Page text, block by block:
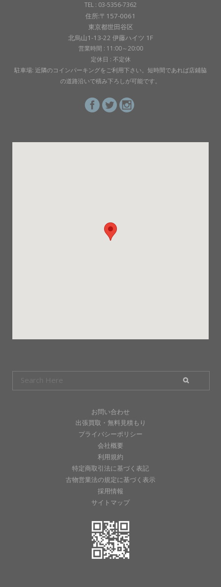
TEL : 03-5356-7362
住所:〒157-0061
東京都世田谷区
北烏山1-13-22 伊藤ハイツ 1F
営業時間 : 11:00～20:00
定休日 : 不定休
駐車場: 近隣のコインパーキングをご利用下さい。短時間であれば店鋪脇
の道路沿いで積み下ろしが可能です。
お問い合わせ
出張買取・無料見積もり
プライバシーポリシー
会社概要
利用規約
特定商取引法に基づく表記
古物営業法の規定に基づく表示
採用情報
サイトマップ